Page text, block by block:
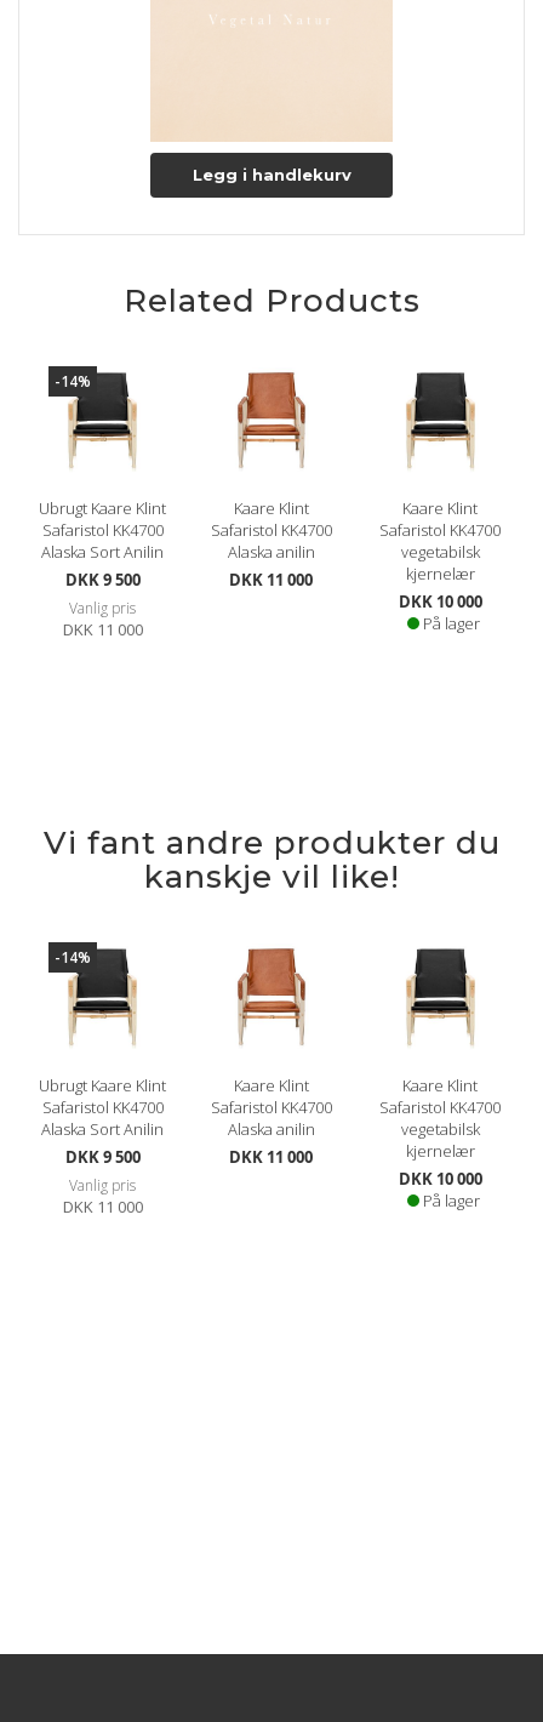
Overfladen vil med tiden ændre udtryk, startende fra en lås
Legg i handlekurv
Related Products
-14%
Ubrugt Kaare Klint
Safaristol KK4700
Alaska Sort Anilin
Spesialpris
DKK 9 500
Vanlig pris
DKK 11 000
Kaare Klint
Safaristol KK4700
Alaska anilin
DKK 11 000
Kaare Klint
Safaristol KK4700
vegetabilsk
kjernelær
DKK 10 000
På lager
Vi fant andre produkter du
kanskje vil like!
-14%
Ubrugt Kaare Klint
Safaristol KK4700
Alaska Sort Anilin
Spesialpris
DKK 9 500
Vanlig pris
DKK 11 000
Kaare Klint
Safaristol KK4700
Alaska anilin
DKK 11 000
Kaare Klint
Safaristol KK4700
vegetabilsk
kjernelær
DKK 10 000
På lager